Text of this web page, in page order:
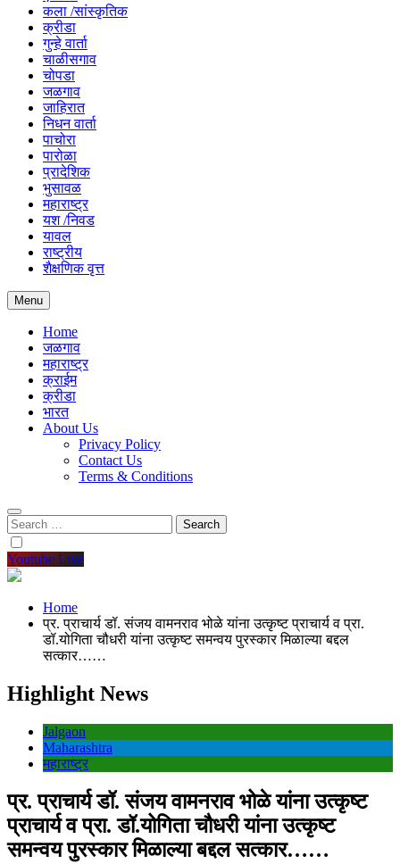
कला /सांस्कृतिक
क्रीडा
गुन्हे वार्ता
चाळीसगाव
चोपडा
जळगाव
जाहिरात
निधन वार्ता
पाचोरा
पारोळा
प्रादेशिक
भुसावळ
महाराष्ट्र
यश /निवड
यावल
राष्ट्रीय
शैक्षणिक वृत्त
Menu
Home
जळगाव
महाराष्ट्र
क्राईम
क्रीडा
भारत
About Us
Privacy Policy
Contact Us
Terms & Conditions
Search
for:
Youtube Live
Home
प्र. प्राचार्य डॉ. संजय वामनराव भोळे यांना उत्कृष्ट प्राचार्य व प्रा.
डॉ.योगिता चौधरी यांना उत्कृष्ट समन्वय पुरस्कार मिळाल्या बद्दल
सत्कार……
Highlight News
Jalgaon
Maharashtra
महाराष्ट्र
प्र. प्राचार्य डॉ. संजय वामनराव भोळे यांना उत्कृष्ट
प्राचार्य व प्रा. डॉ.योगिता चौधरी यांना उत्कृष्ट
समन्वय पुरस्कार मिळाल्या बद्दल सत्कार……